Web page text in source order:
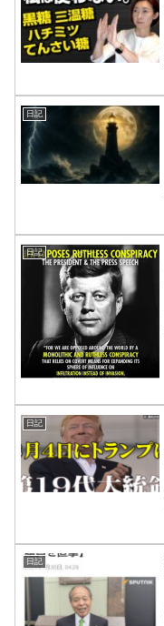
日記
日記
日記
日記